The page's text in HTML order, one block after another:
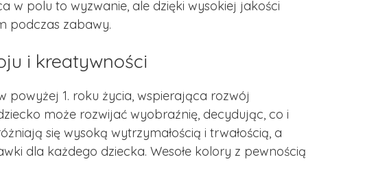
w polu to wyzwanie, ale dzięki wysokiej jakości
podczas zabawy.
i kreatywności
powyżej 1. roku życia, wspierająca rozwój
może rozwijać wyobraźnię, decydując, co i
się wysoką wytrzymałością i trwałością, a
dla każdego dziecka. Wesołe kolory z pewnością